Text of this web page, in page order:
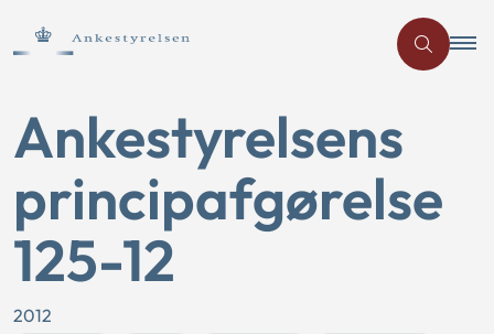
Ankestyrelsens
principafgørelse
125-12
2012